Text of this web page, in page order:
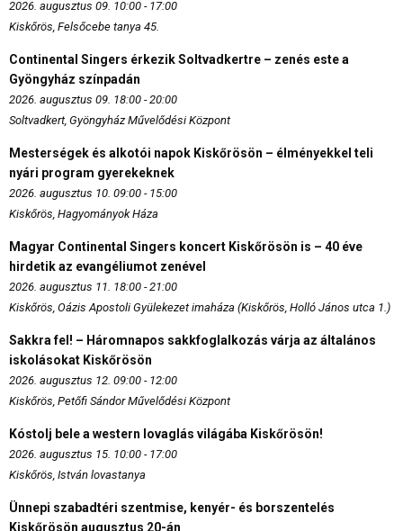
2026. augusztus 09. 10:00 - 17:00
Kiskőrös, Felsőcebe tanya 45.
Continental Singers érkezik Soltvadkertre – zenés este a
Gyöngyház színpadán
2026. augusztus 09. 18:00 - 20:00
Soltvadkert, Gyöngyház Művelődési Központ
Mesterségek és alkotói napok Kiskőrösön – élményekkel teli
nyári program gyerekeknek
2026. augusztus 10. 09:00 - 15:00
Kiskőrös, Hagyományok Háza
Magyar Continental Singers koncert Kiskőrösön is – 40 éve
hirdetik az evangéliumot zenével
2026. augusztus 11. 18:00 - 21:00
Kiskőrös, Oázis Apostoli Gyülekezet imaháza (Kiskőrös, Holló János utca 1.)
Sakkra fel! – Háromnapos sakkfoglalkozás várja az általános
iskolásokat Kiskőrösön
2026. augusztus 12. 09:00 - 12:00
Kiskőrös, Petőfi Sándor Művelődési Központ
Kóstolj bele a western lovaglás világába Kiskőrösön!
2026. augusztus 15. 10:00 - 17:00
Kiskőrös, István lovastanya
Ünnepi szabadtéri szentmise, kenyér- és borszentelés
Kiskőrösön augusztus 20-án